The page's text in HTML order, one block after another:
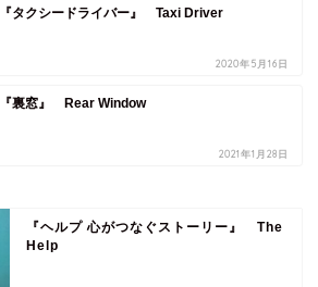
『タクシードライバー』 Taxi Driver
2020年5月16日
『裏窓』 Rear Window
2021年1月28日
『ヘルプ 心がつなぐストーリー』 The
Help